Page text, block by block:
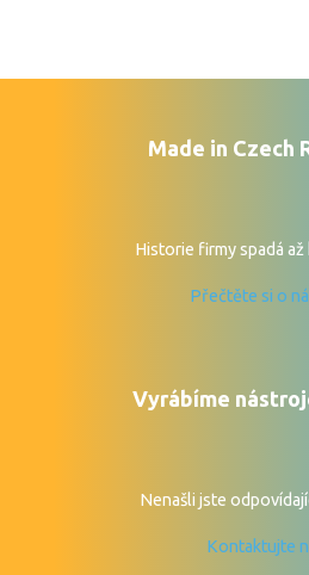
Made in Czech
Historie firmy spadá až
Přečtěte si o
Vyrábíme
Nenašli jste
Kontaktujte